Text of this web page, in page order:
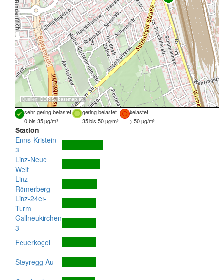
Quellen: DORIS, basemap.at
sehr gering belastet gering belastet
belastet
0 bis 35 µg/m³
35 bis 50 µg/m³ > 50 µg/m³
Station
Enns-Kristein
3
Linz-Neue
Welt
Linz-
Römerberg
Linz-24er-
Turm
Gallneukirchen
3
Feuerkogel
Steyregg-Au